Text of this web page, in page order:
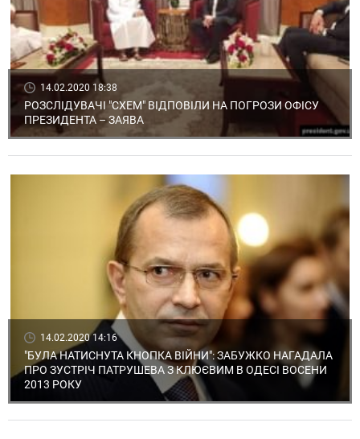
14.02.2020 18:38
РОЗСЛІДУВАЧІ "СХЕМ" ВІДПОВІЛИ НА ПОГРОЗИ ОФІСУ
ПРЕЗИДЕНТА – ЗАЯВА
14.02.2020 14:16
"БУЛА НАТИСНУТА КНОПКА ВІЙНИ": ЗАБУЖКО НАГАДАЛА
ПРО ЗУСТРІЧ ПАТРУШЕВА З КЛЮЄВИМ В ОДЕСІ ВОСЕНИ
2013 РОКУ